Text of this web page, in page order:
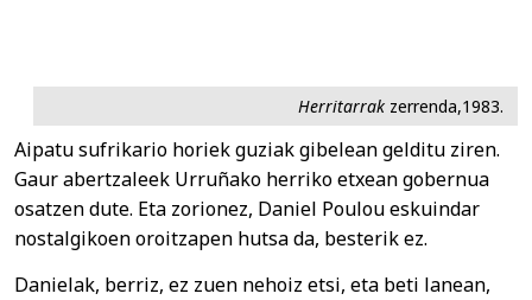
Herritarrak zerrenda,1983.
Aipatu sufrikario horiek guziak gibelean gelditu ziren.
Gaur abertzaleek Urruñako herriko etxean gobernua
osatzen dute. Eta zorionez, Daniel Poulou eskuindar
nostalgikoen oroitzapen hutsa da, besterik ez.
Danielak, berriz, ez zuen nehoiz etsi, eta beti lanean,